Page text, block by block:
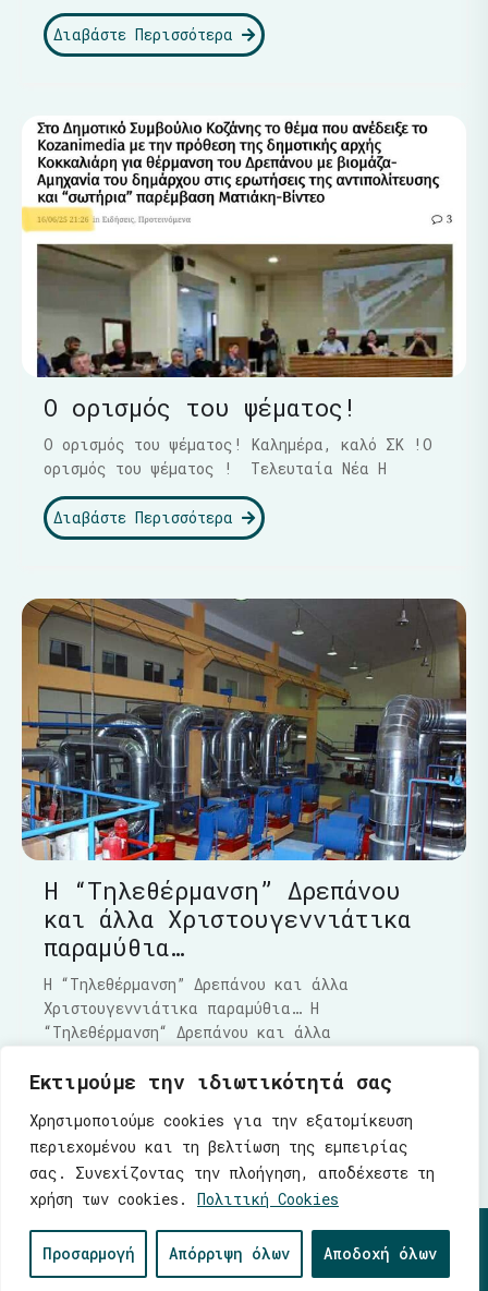
Εκτιμούμε την ιδιωτικότητά σας
Χρησιμοποιούμε cookies για την εξατομίκευση
περιεχομένου και τη βελτίωση της εμπειρίας
σας. Συνεχίζοντας την πλοήγηση, αποδέχεστε τη
χρήση των cookies.
Πολιτική Cookies
Προσαρμογή Απόρριψη όλων Αποδοχή όλων
Διαβάστε Περισσότερα
Ο ορισμός του ψέματος!
Ο ορισμός του ψέματος! Καλημέρα, καλό ΣΚ !Ο
ορισμός του ψέματος ! Τελευταία Νέα Η
Διαβάστε Περισσότερα
Η “Τηλεθέρμανση” Δρεπάνου
και άλλα Χριστουγεννιάτικα
παραμύθια…
Η “Τηλεθέρμανση” Δρεπάνου και άλλα
Χριστουγεννιάτικα παραμύθια… Η
“Τηλεθέρμανση“ Δρεπάνου και άλλα
Ενότητα
| Λάζαρος Μαλούτας - Δήμαρχος
Κοζάνης